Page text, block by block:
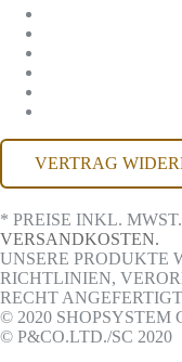
VERTRAG
* PREISE INKL. MWST.
VERSANDKOSTEN.
UNSERE PRODUKTE
RICHTLINIEN,
RECHT
© 2020 SHOPSYSTEM
© P&CO.LTD./SC 2020